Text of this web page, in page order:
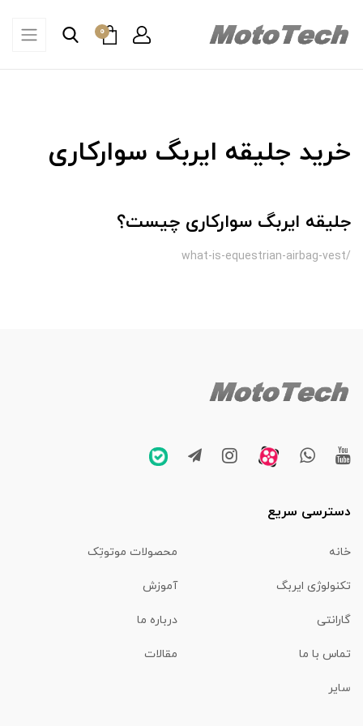
0
خرید جلیقه ایربگ سوارکاری
جلیقه ایربگ سوارکاری چیست؟
/what-is-equestrian-airbag-vest
دسترسی سریع
خانه محصولات موتوتِک
تکنولوژی ایربگ آموزش
گارانتی درباره ما
تماس با ما مقالات
سایر